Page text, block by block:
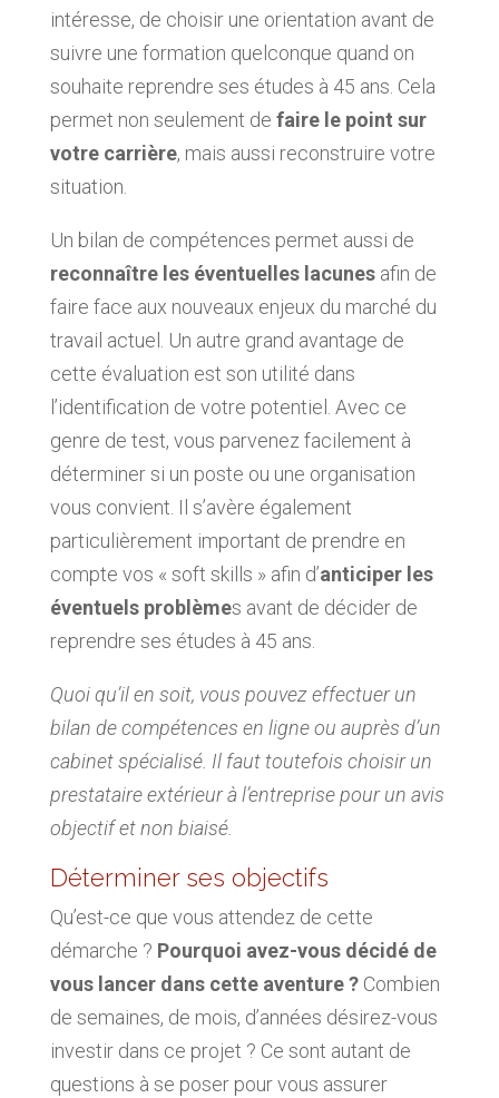
intéresse, de choisir une orientation avant de
suivre une formation quelconque quand on
souhaite reprendre ses études à 45 ans. Cela
permet non seulement de faire le point sur
votre carrière, mais aussi reconstruire votre
situation.
Un bilan de compétences permet aussi de
reconnaître les éventuelles lacunesafin de
faire face aux nouveaux enjeux du marché du
travail actuel. Un autre grand avantage de
cette évaluation est son utilité dans
l’identification de votre potentiel. Avec ce
genre de test, vous parvenez facilement à
déterminer si un poste ou une organisation
vous convient. Il s’avère également
particulièrement important de prendre en
compte vos « soft skills » afin d’anticiper les
éventuels problèmes avant de décider de
reprendre ses études à 45 ans.
Quoi qu’il en soit, vous pouvez effectuer un
bilan de compétences en ligne ou auprès d’un
cabinet spécialisé. Il faut toutefois choisir un
prestataire extérieur à l’entreprise pour un avis
objectif et non biaisé.
Déterminer ses objectifs
Qu’est-ce que vous attendez de cette
démarche ? Pourquoi avez-vous décidé de
vous lancer dans cette aventure ?Combien
de semaines, de mois, d’années désirez-vous
investir dans ce projet ? Ce sont autant de
questions à se poser pour vous assurer